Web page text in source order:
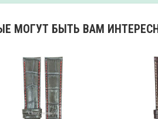
МОГУТ БЫТЬ ВАМ